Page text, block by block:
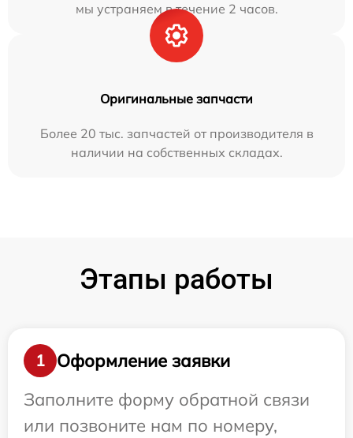
мы устраняем в течение 2 часов.
Оригинальные запчасти
Более 20 тыс. запчастей от производителя в
наличии на собственных складах.
Этапы работы
1
Оформление заявки
Заполните форму обратной связи
или позвоните нам по номеру,